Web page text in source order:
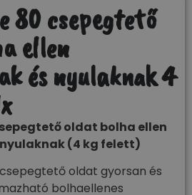
80 csepegtető
ellen
és nyulaknak 4
oldat bolha ellen
(4 kg felett)
oldat gyorsan és
bolhaellenes